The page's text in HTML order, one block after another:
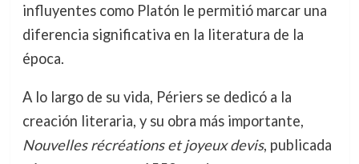
influyentes como Platón le permitió marcar una
diferencia significativa en la literatura de la
época.
A lo largo de su vida, Périers se dedicó a la
creación literaria, y su obra más importante,
Nouvelles récréations et joyeux devis, publicada